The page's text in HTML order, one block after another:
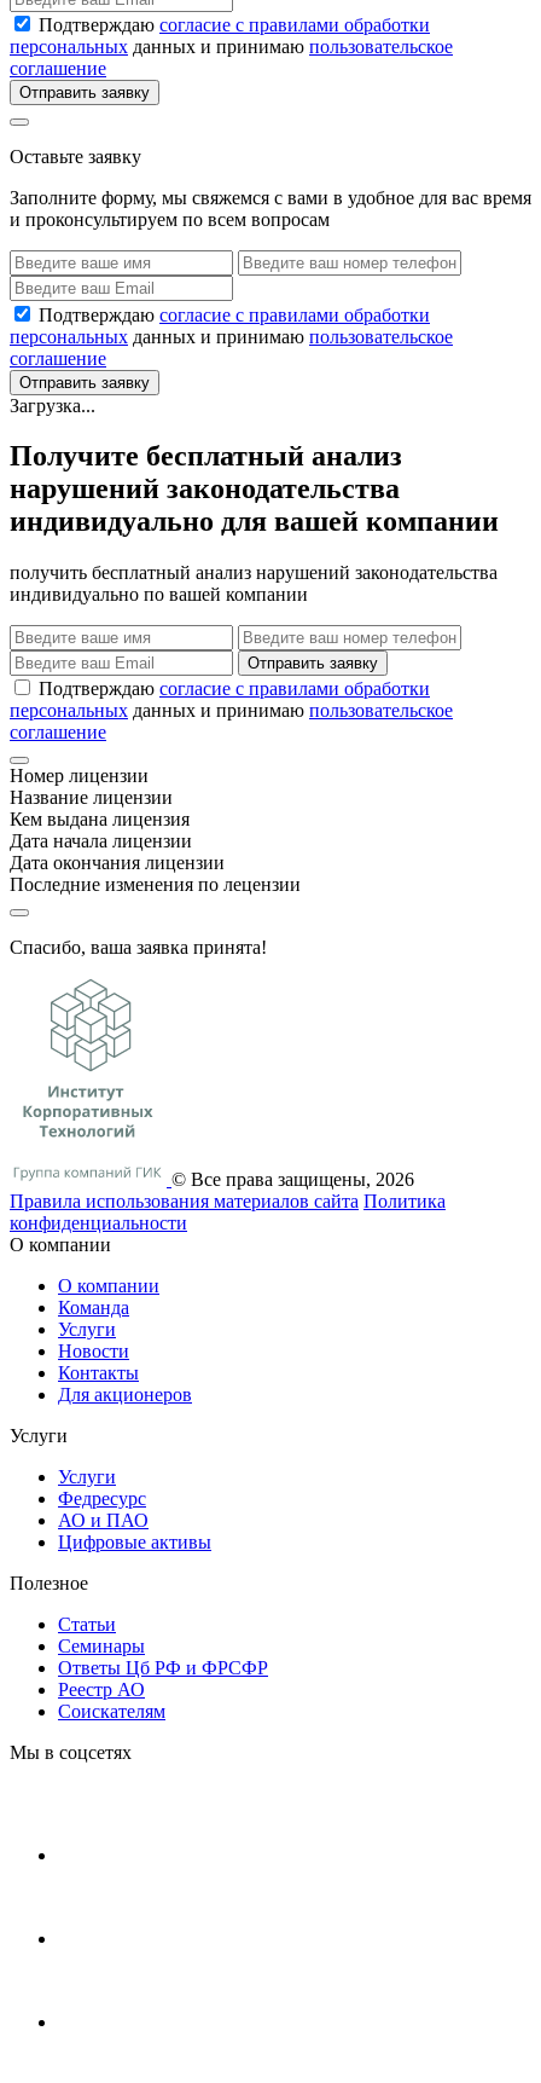
Подтверждаю согласие с правилами обработки
персональных данных и принимаю пользовательское
соглашение
Отправить заявку
Оставьте заявку
Заполните форму, мы свяжемся с вами в удобное для вас время
и проконсультируем по всем вопросам
Подтверждаю согласие с правилами обработки
персональных данных и принимаю пользовательское
соглашение
Отправить заявку
Загрузка...
Получите бесплатный анализ
нарушений законодательства
индивидуально для вашей компании
получить бесплатный анализ нарушений законодательства
индивидуально по вашей компании
Отправить заявку
Подтверждаю согласие с правилами обработки
персональных данных и принимаю пользовательское
соглашение
Номер лицензии
Название лицензии
Кем выдана лицензия
Дата начала лицензии
Дата окончания лицензии
Последние изменения по лецензии
Спасибо, ваша заявка принята!
© Все права защищены, 2026
Правила использования материалов сайта Политика
конфиденциальности
О компании
О компании
Команда
Услуги
Новости
Контакты
Для акционеров
Услуги
Услуги
Федресурс
АО и ПАО
Цифровые активы
Полезное
Статьи
Cеминары
Ответы Цб РФ и ФРСФР
Реестр АО
Соискателям
Мы в соцсетях